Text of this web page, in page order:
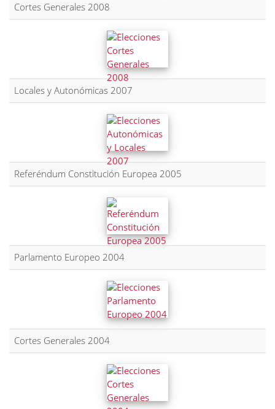
Cortes Generales 2008
Locales y Autonómicas 2007
Referéndum Constitución Europea 2005
Parlamento Europeo 2004
Cortes Generales 2004